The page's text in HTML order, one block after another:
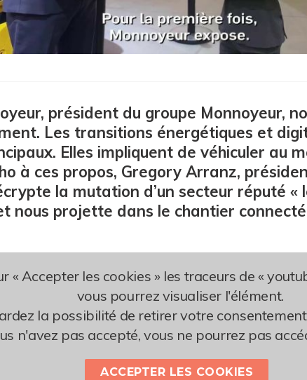
président du groupe Monnoyeur,
Les transitions énergétiques et
Elles impliquent de véhiculer au
à ces propos, Gregory Arranz,
la mutation d’un secteur réputé «
nous projette dans le chantier
« Accepter les cookies » les traceurs de «
vous pourrez visualiser l'élément.
la possibilité de retirer votre
n'avez pas accepté, vous ne pourrez pas
ACCEPTER LES COOKIES